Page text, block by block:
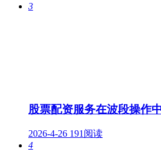
3
股票配资服务在波段操作
2026-4-26 191阅读
4